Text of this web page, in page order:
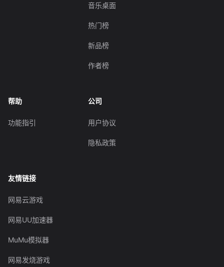
音乐桌面
热门榜
新品榜
作者榜
帮助
功能指引
公司
用户协议
隐私政策
友情链接
网易云游戏
网易UU加速器
MuMu模拟器
网易发烧游戏